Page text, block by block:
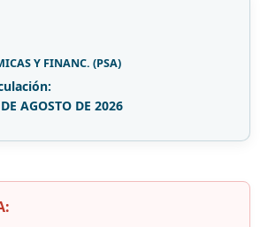
Y FINANC. (PSA)
AGOSTO DE 2026